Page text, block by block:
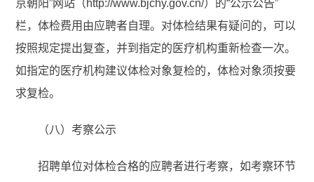
京朝阳”网站（http://www.bjchy.gov.cn/）的“公示公告”
栏，体检费用由应聘者自理。对体检结果有疑问的，可以
按照规定提出复查，并到指定的医疗机构重新检查一次。
如指定的医疗机构建议体检对象复检的，体检对象须按要
求复检。
（八）考察公示
招聘单位对体检合格的应聘者进行考察，如考察环节